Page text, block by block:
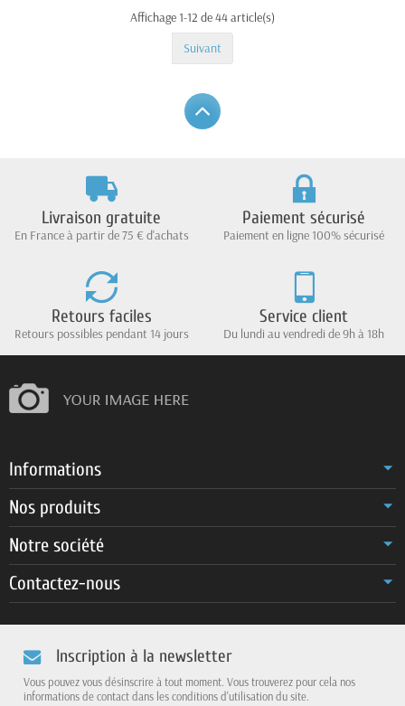
Affichage 1-12 de 44 article(s)
Suivant
Livraison gratuite
En France à partir de 75 € d'achats
Paiement sécurisé
Paiement en ligne 100% sécurisé
Retours faciles
Retours possibles pendant 14 jours
Service client
Du lundi au vendredi de 9h à 18h
Informations
Nos produits
Notre société
Contactez-nous
Inscription à la newsletter
Vous pouvez vous désinscrire à tout moment. Vous trouverez pour cela nos
informations de contact dans les conditions d'utilisation du site.